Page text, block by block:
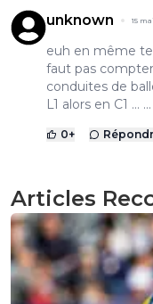
unknown 15
euh en même
faut pas
conduites de
L1 alors en C1 ... ...
0+
Articles